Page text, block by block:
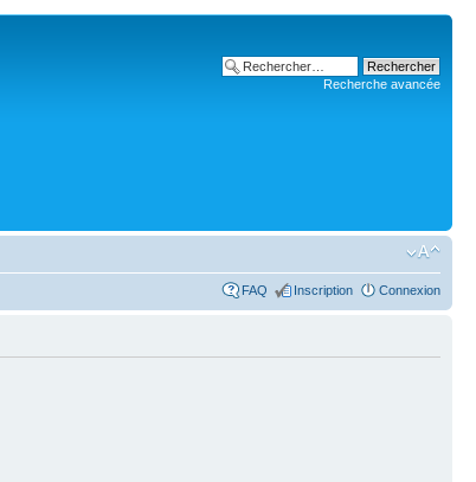
Recherche avancée
FAQ Inscription Connexion